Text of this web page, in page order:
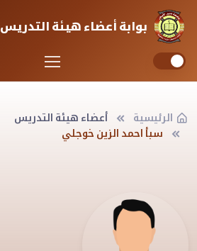
بوابة أعضاء هيئة التدريس
الرئيسية
أعضاء هيئة التدريس
سبأ احمد الزين خوجلي